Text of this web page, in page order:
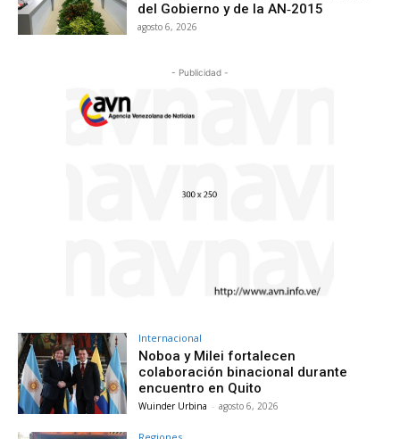
del Gobierno y de la AN‑2015
agosto 6, 2026
- Publicidad -
Internacional
Noboa y Milei fortalecen
colaboración binacional durante
encuentro en Quito
Wuinder Urbina - agosto 6, 2026